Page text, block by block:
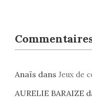
Anaïs dans Jeux de
AURELIE BARAIZE